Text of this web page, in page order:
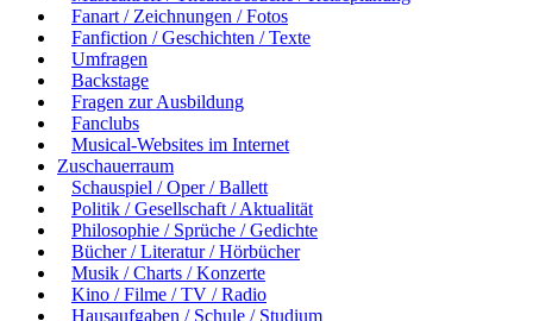
Fanart / Zeichnungen / Fotos
Fanfiction / Geschichten / Texte
Umfragen
Backstage
Fragen zur Ausbildung
Fanclubs
Musical-Websites im Internet
Zuschauerraum
Schauspiel / Oper / Ballett
Politik / Gesellschaft / Aktualität
Philosophie / Sprüche / Gedichte
Bücher / Literatur / Hörbücher
Musik / Charts / Konzerte
Kino / Filme / TV / Radio
Hausaufgaben / Schule / Studium